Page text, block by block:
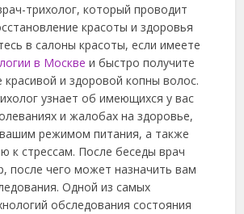
трихолог, который проводит
красоты и здоровья
в салоны красоты, если имеете
в Москве и быстро получите
красивой и здоровой копны волос.
узнает об имеющихся у вас
и жалобах на здоровье,
режимом питания, а также
к стрессам. После беседы врач
после чего может назначить вам
Одной из самых
обследования состояния